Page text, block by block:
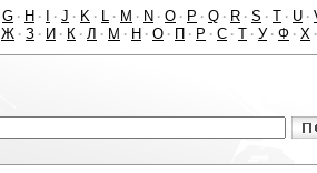
G · H · · J · K · L · M · N · O · P · Q · R · S · T · U ·
Ж · З · И · К · Л · М · Н · О · П · Р · С · Т · У · Ф · Х